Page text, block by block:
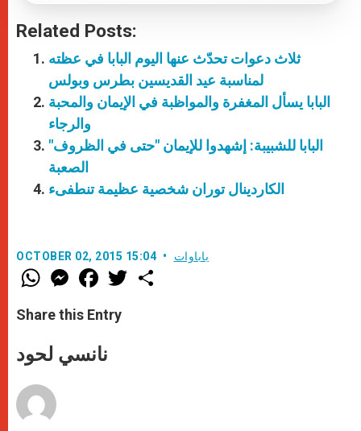
Related Posts:
ثلاث دعوات تحدّث عنها اليوم البابا في عظته
لمناسبة عيد القديسين بطرس وبولس
البابا يسأل المغفرة والمواظبة في الإيمان والمحبة
والرجاء
"البابا للشبيبة: إشهدوا للإيمان "حتى في الظروف
الصعبة
الكاردينال توران شخصية عظيمة تنطفىء
OCTOBER 02, 2015 15:04 باباوات
W
h
t
s
p
p
M
e
s
e
e
F
a
e
b
o
k
w
Share this Entry
نانسي لحود